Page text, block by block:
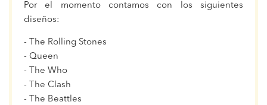
Por el momento contamos con los siguientes
diseños:
- The Rolling Stones
- Queen
- The Who
- The Clash
- The Beattles